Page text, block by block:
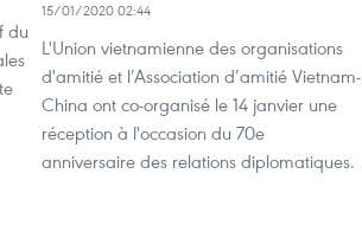
du
15/01/2020 02:44
L'Union vietnamienne des organisations
d'amitié et l’Association d’amitié Vietnam-
China ont co-organisé le 14 janvier une
réception à l'occasion du 70e
anniversaire des relations diplomatiques.